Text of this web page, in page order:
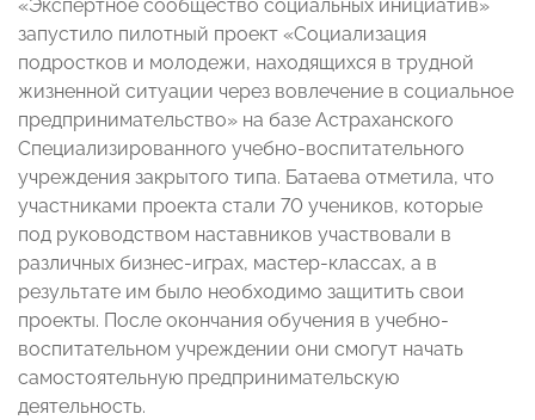
«Экспертное сообщество социальных инициатив»
запустило пилотный проект «Социализация
подростков и молодежи, находящихся в трудной
жизненной ситуации через вовлечение в социальное
предпринимательство» на базе Астраханского
Специализированного учебно-воспитательного
учреждения закрытого типа. Батаева отметила, что
участниками проекта стали 70 учеников, которые
под руководством наставников участвовали в
различных бизнес-играх, мастер-классах, а в
результате им было необходимо защитить свои
проекты. После окончания обучения в учебно-
воспитательном учреждении они смогут начать
самостоятельную предпринимательскую
деятельность.